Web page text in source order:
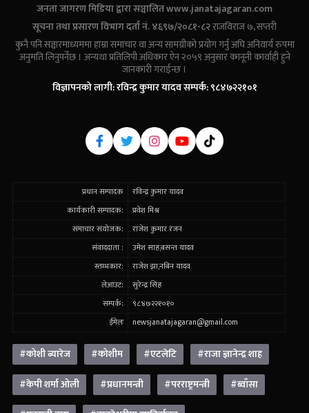
जनता जागरण मिडिया द्वारा सञ्चालितwww.janatajagaran.com
सूचना तथा प्रसारण विभाग दर्ता नं. ४६९७/२०८१-८२राजविराज ७, सप्तरी
कुनै पनि सञ्चारमाध्यममा हाम्रा समाचार वा अन्य सामग्रीको प्रयोग गर्नु अघि अनिवार्य रुपमा
अनुमति लिनुपर्नेछ । अन्यथा प्रतिलिपी अधिकार ऐन २०५९ अनुसार कानूनी कार्वाही हुने
जानकारी गराईन्छ ।
विज्ञापनको लागी: रविन्द्र कुमार यादव सम्पर्क: ९८४७२२१०१
प्रधान सम्पादक
रविन्द्र कुमार यादव
कार्यकारी सम्पादक:
प्रवेश मिश्र
समाचार संयोजक:
राजेश कुमार रंजन
संवाददाता :
उमेश साह,बसन्त यादव
स्तम्भकार:
राजेश झा,नबिन यादव
लेआउट:
सुरेन्द्र सिंह
सम्पर्क:
९८४७२२१०१०
ईमेलः
newsjanatajagaran@gmail.com
#कोशी ब्यारेज #कोशीम #एटलेटि
#राजा ज्ञानेन्द्र शाह
#केपी शर्मा ओली
#प्रधानमन्त्री #परराष्ट्रमन्त्री
#ब्वाँसा